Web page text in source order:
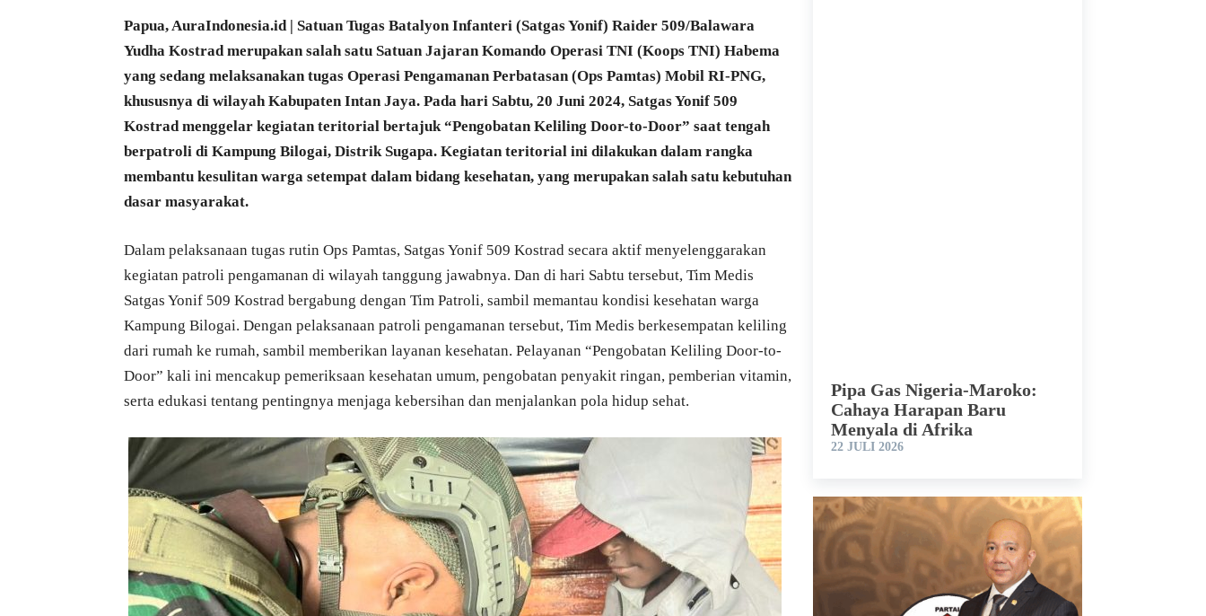
Papua, AuraIndonesia.id | Satuan Tugas Batalyon Infanteri (Satgas Yonif) Raider 509/Balawara
Yudha Kostrad merupakan salah satu Satuan Jajaran Komando Operasi TNI (Koops TNI) Habema
yang sedang melaksanakan tugas Operasi Pengamanan Perbatasan (Ops Pamtas) Mobil RI-PNG,
khususnya di wilayah Kabupaten Intan Jaya. Pada hari Sabtu, 20 Juni 2024, Satgas Yonif 509
Kostrad menggelar kegiatan teritorial bertajuk “Pengobatan Keliling Door-to-Door” saat tengah
berpatroli di Kampung Bilogai, Distrik Sugapa. Kegiatan teritorial ini dilakukan dalam rangka
membantu kesulitan warga setempat dalam bidang kesehatan, yang merupakan salah satu kebutuhan
dasar masyarakat.
Dalam pelaksanaan tugas rutin Ops Pamtas, Satgas Yonif 509 Kostrad secara aktif menyelenggarakan
kegiatan patroli pengamanan di wilayah tanggung jawabnya. Dan di hari Sabtu tersebut, Tim Medis
Satgas Yonif 509 Kostrad bergabung dengan Tim Patroli, sambil memantau kondisi kesehatan warga
Kampung Bilogai. Dengan pelaksanaan patroli pengamanan tersebut, Tim Medis berkesempatan keliling
dari rumah ke rumah, sambil memberikan layanan kesehatan. Pelayanan “Pengobatan Keliling Door-to-
Door” kali ini mencakup pemeriksaan kesehatan umum, pengobatan penyakit ringan, pemberian vitamin,
serta edukasi tentang pentingnya menjaga kebersihan dan menjalankan pola hidup sehat.
Pipa Gas Nigeria-Maroko:
Cahaya Harapan Baru
Menyala di Afrika
22 JULI 2026